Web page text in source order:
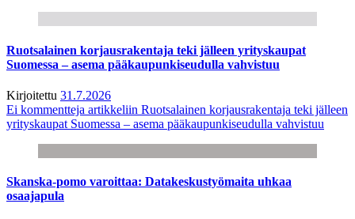
Ruotsalainen korjausrakentaja teki jälleen yrityskaupat
Suomessa – asema pääkaupunkiseudulla vahvistuu
Kirjoitettu 31.7.2026
Ei kommentteja artikkeliin Ruotsalainen korjausrakentaja teki jälleen
yrityskaupat Suomessa – asema pääkaupunkiseudulla vahvistuu
Skanska-pomo varoittaa: Datakeskustyömaita uhkaa
osaajapula